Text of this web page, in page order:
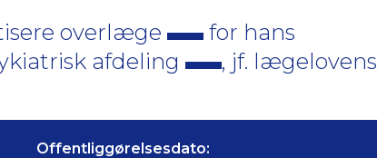
overlæge
for hans
afdeling
, jf. lægelovens
Offentliggørelsesdato: